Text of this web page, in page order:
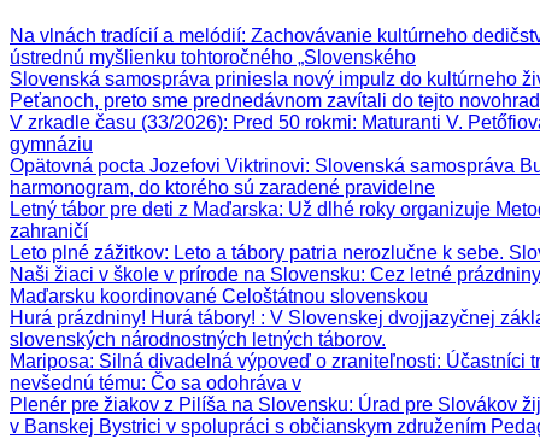
Na vlnách tradícií a melódií: Zachovávanie kultúrneho
ústrednú myšlienku tohtoročného „Slovenského
Slovenská samospráva priniesla nový impulz do kultúrneho
Peťanoch, preto sme prednedávnom zavítali do tejto
V zrkadle času (33/2026): Pred 50 rokmi: Maturanti V.
gymnáziu
Opätovná pocta Jozefovi Viktrinovi: Slovenská samospráva
harmonogram, do ktorého sú zaradené pravidelne
Letný tábor pre deti z Maďarska: Už dlhé roky organizuje
zahraničí
Leto plné zážitkov: Leto a tábory patria nerozlučne k sebe.
Naši žiaci v škole v prírode na Slovensku: Cez letné
Maďarsku koordinované Celoštátnou slovenskou
Hurá prázdniny! Hurá tábory! : V Slovenskej dvojjazyčnej
slovenských národnostných letných táborov.
Mariposa: Silná divadelná výpoveď o zraniteľnosti: Účastníci
nevšednú tému: Čo sa odohráva v
Plenér pre žiakov z Pilíša na Slovensku: Úrad pre Slovákov
v Banskej Bystrici v spolupráci s občianskym združením